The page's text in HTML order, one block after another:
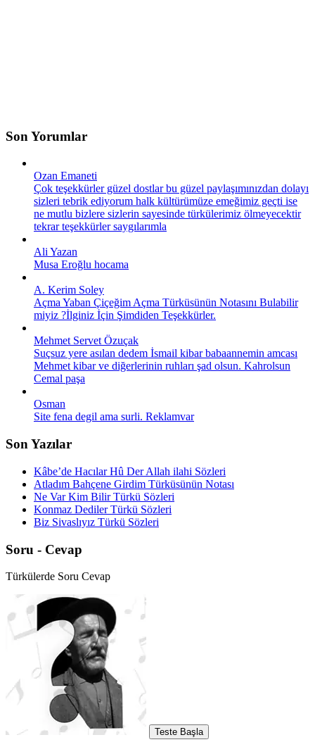
Son Yorumlar
Ozan Emaneti
Çok teşekkürler güzel dostlar bu güzel paylaşımınızdan dolayı
sizleri tebrik ediyorum halk kültürümüze emeğimiz geçti ise
ne mutlu bizlere sizlerin sayesinde türkülerimiz ölmeyecektir
tekrar teşekkürler saygılarımla
Ali Yazan
Musa Eroğlu hocama
A. Kerim Soley
Açma Yaban Çiçeğim Açma Türküsünün Notasını Bulabilir
miyiz ?İlginiz İçin Şimdiden Teşekkürler.
Mehmet Servet Özuçak
Suçsuz yere asılan dedem İsmail kibar babaannemin amcası
Mehmet kibar ve diğerlerinin ruhları şad olsun. Kahrolsun
Cemal paşa
Osman
Site fena degil ama surli. Reklamvar
Son Yazılar
Kâbe’de Hacılar Hû Der Allah ilahi Sözleri
Atladım Bahçene Girdim Türküsünün Notası
Ne Var Kim Bilir Türkü Sözleri
Konmaz Dediler Türkü Sözleri
Biz Sivaslıyız Türkü Sözleri
Soru - Cevap
Türkülerde Soru Cevap
Teste Başla